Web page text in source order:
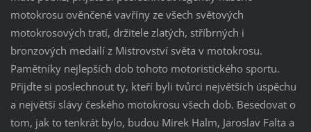
motokrosu ověnčené vavříny ze všech světových
motokrosových tratí, držitele zlatých, stříbrných i
bronzových medailí z Mistrovství světa v motokrosu.
Pamětníky nejlepších dob tohoto motoristického sportu.
Přijďte si poslechnout ty, kteří byli tvůrci největších úspěchu
a největší slávy českého motokrosu všech dob. Besedovat o
tom, jak to tenkrát bylo, budou Mirek Halm, Jaroslav Falta a